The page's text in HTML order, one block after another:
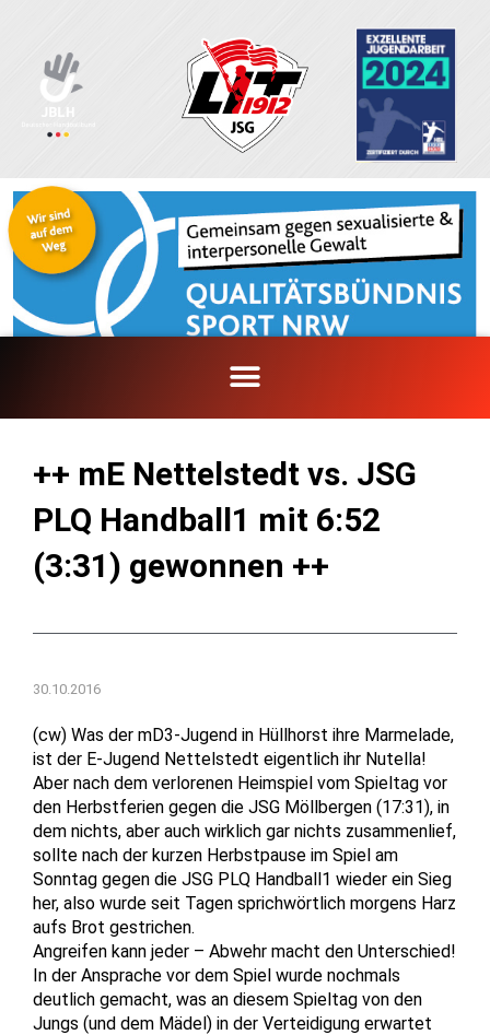
springen
++ mE Nettelstedt vs. JSG
PLQ Handball1 mit 6:52
(3:31) gewonnen ++
30.10.2016
(cw) Was der mD3-Jugend in Hüllhorst ihre Marmelade,
ist der E-Jugend Nettelstedt eigentlich ihr Nutella!
Aber nach dem verlorenen Heimspiel vom Spieltag vor
den Herbstferien gegen die JSG Möllbergen (17:31), in
dem nichts, aber auch wirklich gar nichts zusammenlief,
sollte nach der kurzen Herbstpause im Spiel am
Sonntag gegen die JSG PLQ Handball1 wieder ein Sieg
her, also wurde seit Tagen sprichwörtlich morgens Harz
aufs Brot gestrichen.
Angreifen kann jeder – Abwehr macht den Unterschied!
In der Ansprache vor dem Spiel wurde nochmals
deutlich gemacht, was an diesem Spieltag von den
Jungs (und dem Mädel) in der Verteidigung erwartet